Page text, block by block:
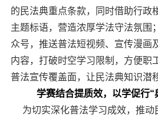
的民法典重点条款，同时借助行政
主题标语，营造浓厚学法守法氛围
众号，推送普法短视频、宣传漫画
内容，打破时空学习限制，方便职
普法宣传覆盖面，让民法典知识潜
学赛结合提质效，以学促行“
为切实深化普法学习成效，推动